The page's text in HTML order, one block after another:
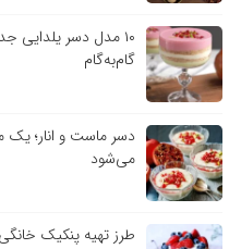
گام‌به‌گام
می‌شود
طرز تهیه پنکیک خانگی ساده